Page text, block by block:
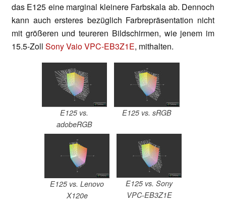
das E125 eine marginal kleinere Farbskala ab. Dennoch
kann auch ersteres bezüglich Farbrepräsentation nicht
mit größeren und teureren Bildschirmen, wie jenem im
15.5-Zoll Sony Vaio VPC-EB3Z1E, mithalten.
E125 vs.
adobeRGB
E125 vs. sRGB
E125 vs. Lenovo
X120e
E125 vs. Sony
VPC-EB3Z1E